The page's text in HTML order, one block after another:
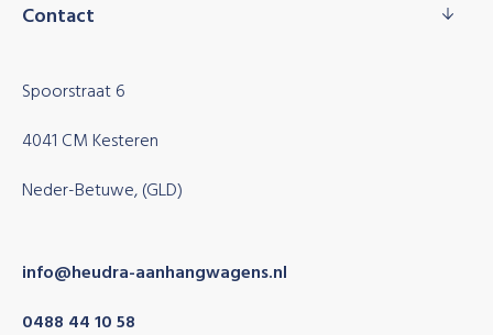
Contact
Spoorstraat 6
4041 CM Kesteren
Neder-Betuwe, (GLD)
info@heudra-aanhangwagens.nl
0488 44 10 58